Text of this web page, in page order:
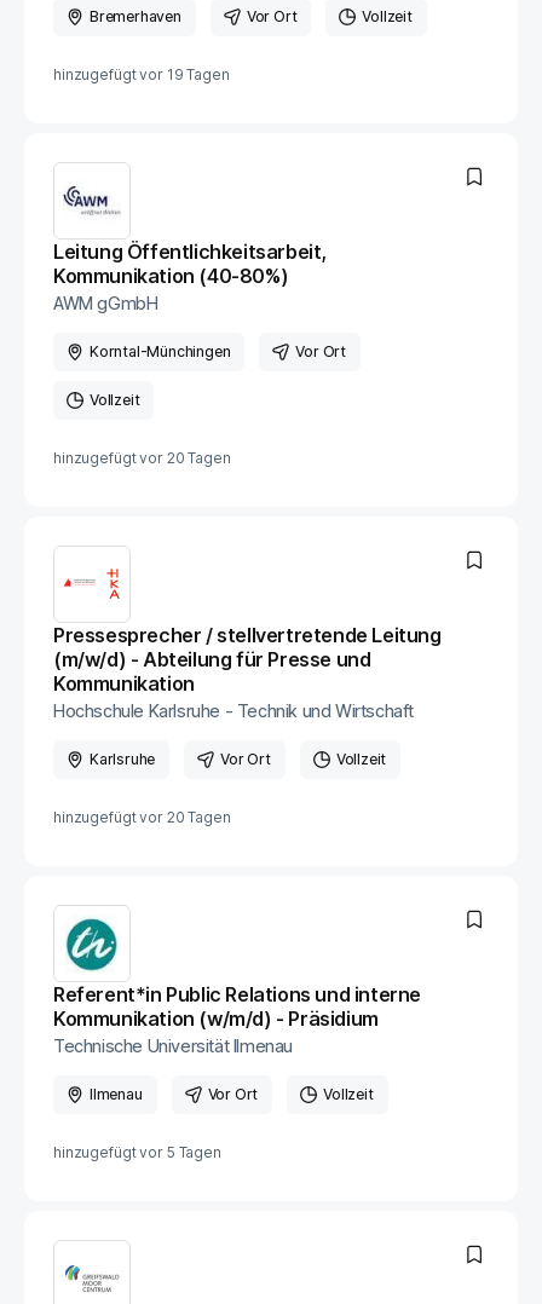
Bremerhaven Vor Ort Vollzeit
hinzugefügt vor 19 Tagen
Leitung Öffentlichkeitsarbeit,
Kommunikation (40-80%)
AWM gGmbH
Korntal-Münchingen Vor Ort
Vollzeit
hinzugefügt vor 20 Tagen
Pressesprecher / stellvertretende Leitung
(m/w/d) - Abteilung für Presse und
Kommunikation
Hochschule Karlsruhe - Technik und Wirtschaft
Karlsruhe Vor Ort Vollzeit
hinzugefügt vor 20 Tagen
Referent*in Public Relations und interne
Kommunikation (w/m/d) - Präsidium
Technische Universität Ilmenau
Ilmenau Vor Ort Vollzeit
hinzugefügt vor 5 Tagen